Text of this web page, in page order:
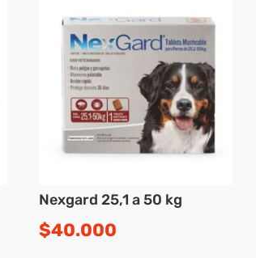
Nexgard 25,1 a 50 kg
$40.000